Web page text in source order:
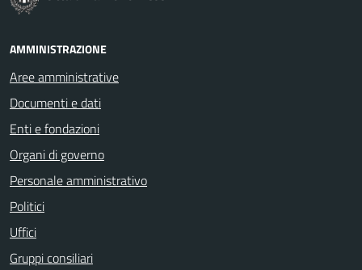
AMMINISTRAZIONE
Aree amministrative
Documenti e dati
Enti e fondazioni
Organi di governo
Personale amministrativo
Politici
Uffici
Gruppi consiliari